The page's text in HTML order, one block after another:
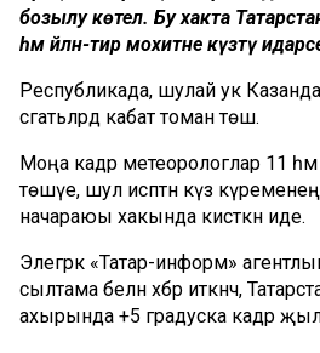
бозылу көтелә. Бу хакта
һәм әйләнә-тирә мохитне күзәтү
Республикада, шулай ук Казанда
сәгатьләрдә кабат томан төшә.
Моңа кадәр метеорологлар 11
төшүе, шул исәптән күз
начараюы хакында кисәткән иде.
Элегрәк «Татар-информ»
сылтама белән хәбәр иткәнчә,
ахырында +5 градуска кадәр